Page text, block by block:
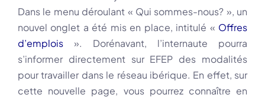
Dans le menu déroulant « Qui sommes-nous? », un
nouvel onglet a été mis en place, intitulé « Offres
d’emplois
». Dorénavant, l’internaute pourra
s’informer directement sur EFEP des modalités
pour travailler dans le réseau ibérique. En effet, sur
cette nouvelle page, vous pourrez connaître en